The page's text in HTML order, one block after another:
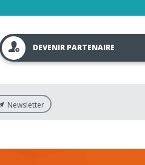
DEVENIR PARTENAIRE
Newsletter